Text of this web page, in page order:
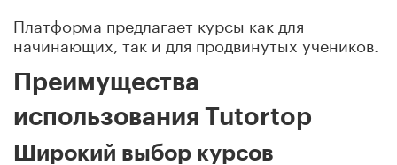
Платформа предлагает курсы как для
начинающих, так и для продвинутых учеников.
Преимущества
использования Tutortop
Широкий выбор курсов